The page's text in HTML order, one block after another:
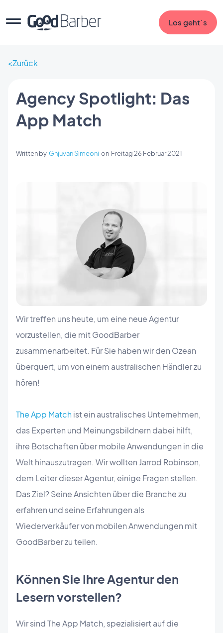
Los geht`s
Zurück
Agency Spotlight: Das
App Match
Written by Ghjuvan Simeoni on Freitag 26 Februar 2021
Wir treffen uns heute, um eine neue Agentur
vorzustellen, die mit GoodBarber
zusammenarbeitet. Für Sie haben wir den Ozean
überquert, um von einem australischen Händler zu
hören!
The App Matchist ein australisches Unternehmen,
das Experten und Meinungsbildnern dabei hilft,
ihre Botschaften über mobile Anwendungen in die
Welt hinauszutragen. Wir wollten Jarrod Robinson,
dem Leiter dieser Agentur, einige Fragen stellen.
Das Ziel? Seine Ansichten über die Branche zu
erfahren und seine Erfahrungen als
Wiederverkäufer von mobilen Anwendungen mit
GoodBarber zu teilen.
Können Sie Ihre Agentur den
Lesern vorstellen?
Wir sind The App Match, spezialisiert auf die